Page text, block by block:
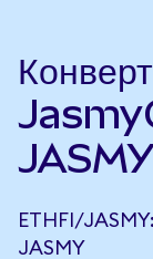
ETHFI/
JASMY